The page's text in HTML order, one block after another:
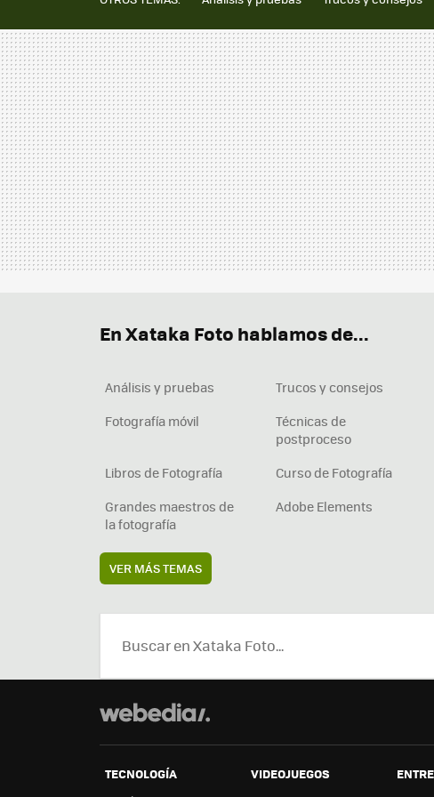
En Xataka Foto hablamos de...
Análisis y pruebas Trucos y consejos
Fotografía móvil
Técnicas de
postproceso
Libros de Fotografía Curso de Fotografía
Grandes maestros de
la fotografía
Adobe Elements
VER MÁS TEMAS
TECNOLOGÍA
VIDEOJUEGOS